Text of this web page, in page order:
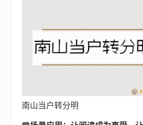
南山当户转分明